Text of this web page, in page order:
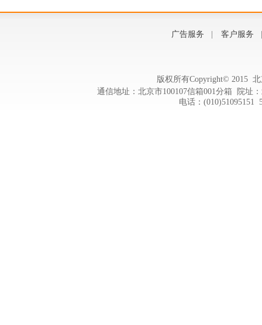
广告服务 客户服务
版权所有Copyright© 2015
通信地址：北京市100107信箱001分箱 院址
电话：(010)51095151